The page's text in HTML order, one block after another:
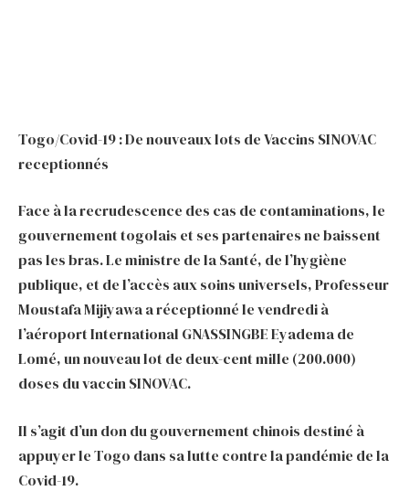
Togo/Covid-19 : De nouveaux lots de Vaccins SINOVAC
receptionnés
Face à la recrudescence des cas de contaminations, le
gouvernement togolais et ses partenaires ne baissent
pas les bras. Le ministre de la Santé, de l’hygiène
publique, et de l’accès aux soins universels, Professeur
Moustafa Mijiyawa a réceptionné le vendredi à
l’aéroport International GNASSINGBE Eyadema de
Lomé, un nouveau lot de deux-cent mille (200.000)
doses du vaccin SINOVAC.
Il s’agit d’un don du gouvernement chinois destiné à
appuyer le Togo dans sa lutte contre la pandémie de la
Covid-19.